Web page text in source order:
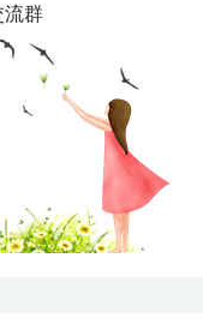
流群